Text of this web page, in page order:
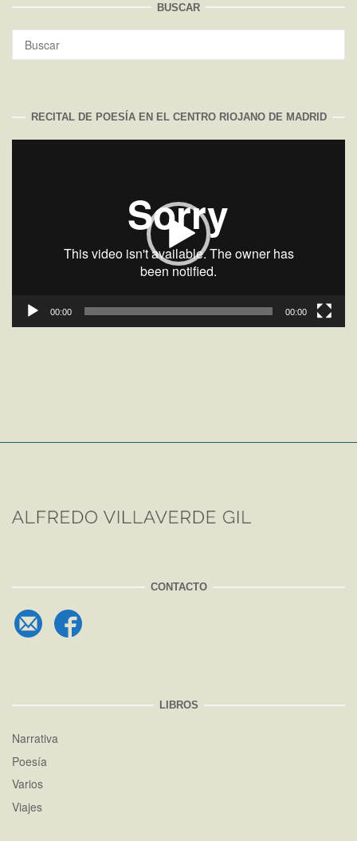
BUSCAR
Buscar:
RECITAL DE POESÍA EN EL CENTRO RIOJANO DE MADRID
00:00 00:00
CONTACTO
LIBROS
Narrativa
Poesía
Varios
Viajes